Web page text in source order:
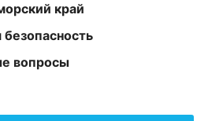
край
вопросы